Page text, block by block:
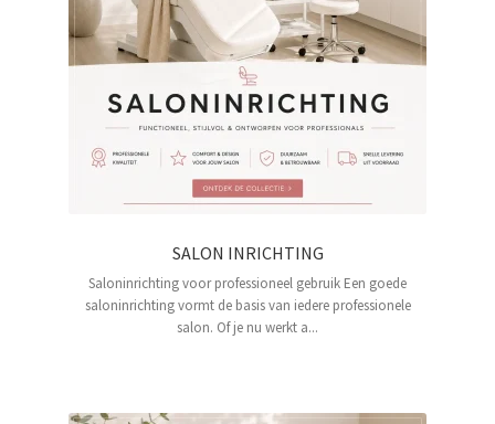
SALON INRICHTING
Saloninrichting voor professioneel gebruik Een goede
saloninrichting vormt de basis van iedere professionele
salon. Of je nu werkt a...